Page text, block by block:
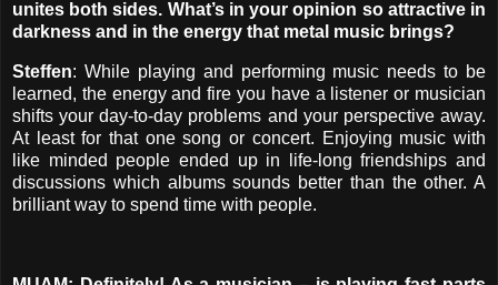
unites both sides. What’s in your opinion so attractive in
darkness and in the energy that metal music brings?
Steffen: While playing and performing music needs to be
learned, the energy and fire you have a listener or musician
shifts your day-to-day problems and your perspective away.
At least for that one song or concert. Enjoying music with
like minded people ended up in life-long friendships and
discussions which albums sounds better than the other. A
brilliant way to spend time with people.